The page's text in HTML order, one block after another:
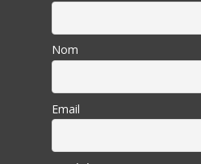
Nom
Email